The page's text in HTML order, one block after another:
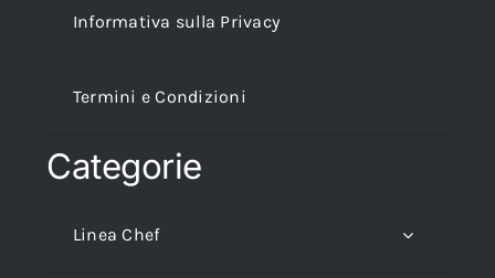
Informativa sulla Privacy
Termini e Condizioni
Categorie
Linea Chef